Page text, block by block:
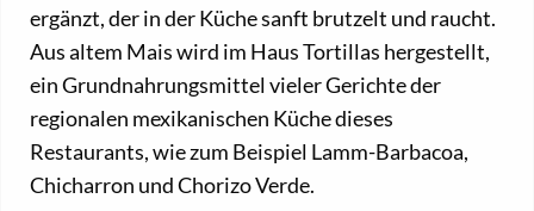
ergänzt, der in der Küche sanft brutzelt und raucht.
Aus altem Mais wird im Haus Tortillas hergestellt,
ein Grundnahrungsmittel vieler Gerichte der
regionalen mexikanischen Küche dieses
Restaurants, wie zum Beispiel Lamm-Barbacoa,
Chicharron und Chorizo Verde.